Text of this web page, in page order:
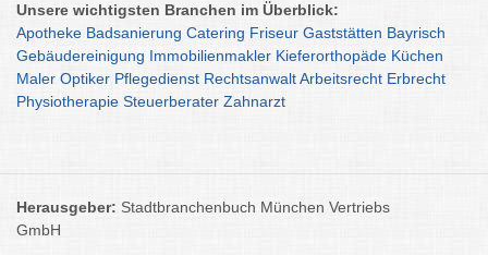
Unsere wichtigsten Branchen im Überblick:
Apotheke Badsanierung Catering Friseur Gaststätten Bayrisch
Gebäudereinigung Immobilienmakler Kieferorthopäde Küchen
Maler Optiker Pflegedienst RechtsanwaltArbeitsrecht Erbrecht
Physiotherapie Steuerberater Zahnarzt
Herausgeber: Stadtbranchenbuch München Vertriebs
GmbH